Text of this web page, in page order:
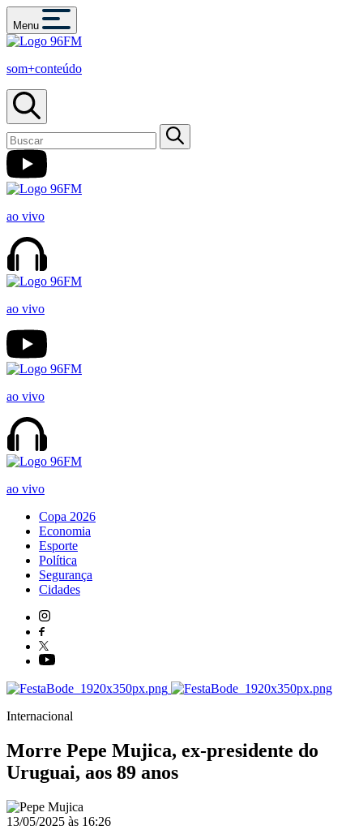
Menu
som+conteúdo
ao vivo
ao vivo
ao vivo
ao vivo
Copa 2026
Economia
Esporte
Política
Segurança
Cidades
Internacional
Morre Pepe Mujica, ex-presidente do
Uruguai, aos 89 anos
13/05/2025 às 16:26